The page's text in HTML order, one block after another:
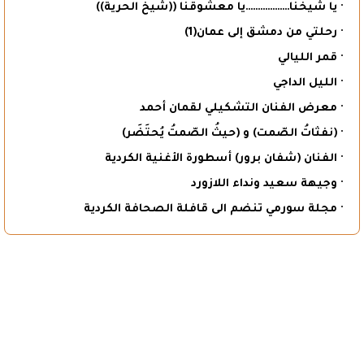
· يا شيخنا………………يا معشوقنا ((شيخ الحرية))
· رحلتي من دمشق إلى عمان(1)
· قمر الليالي
· الليل الداجي
· معرض الفنان التشكيلي لقمان أحمد
· (نفثاتُ الصّمت) و (حيثُ الصّمتُ يُحتَضَر)
· الفنان (شفان برور) أسطورة الأغنية الكردية
· وجيهة سعيد ونداء اللازورد
· مجلة سورمي تنضم الى قافلة الصحافة الكردية